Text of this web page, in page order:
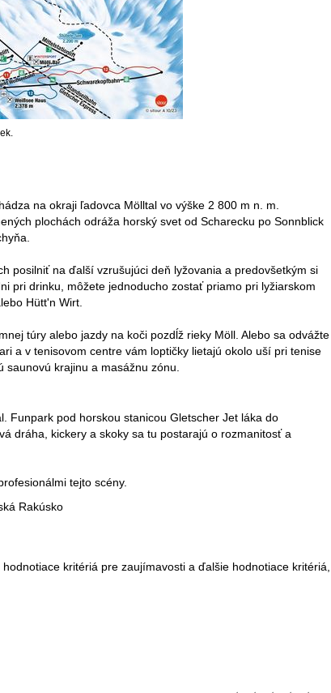
na okraji ľadovca Mölltal vo výške 2 800 m n. m.
plochách odráža horský svet od Scharecku po Sonnblick
posilniť na ďalší vzrušujúci deň lyžovania a predovšetkým si
pri drinku, môžete jednoducho zostať priamo pri lyžiarskom
Hütt'n Wirt.
túry alebo jazdy na koči pozdĺž rieky Möll. Alebo sa odvážte
a v tenisovom centre vám loptičky lietajú okolo uší pri tenise
krajinu a masážnu zónu.
Funpark pod horskou stanicou Gletscher Jet láka do
dráha, kickery a skoky sa tu postarajú o rozmanitosť a
tejto scény.
Rakúsko
kritériá pre zaujímavosti a ďalšie hodnotiace kritériá,